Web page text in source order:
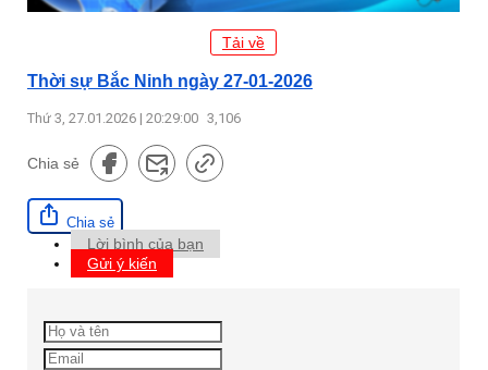
Tải về
Thời sự Bắc Ninh ngày 27-01-2026
Thứ 3, 27.01.2026 | 20:29:00 3,106
Chia sẻ
Chia sẻ
Lời bình của bạn
Gửi ý kiến